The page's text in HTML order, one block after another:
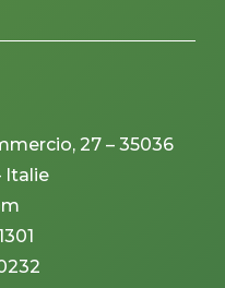
27 – 35036
Italie